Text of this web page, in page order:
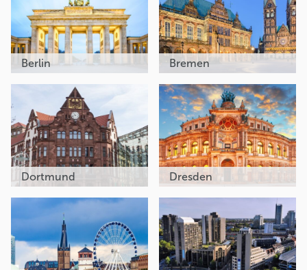
Berlin Bremen
Dortmund Dresden